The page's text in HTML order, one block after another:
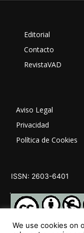
Editorial
Contacto
RevistaVAD
Aviso Legal
Privacidad
Política de Cookies
ISSN: 2603-6401
We use cookies on